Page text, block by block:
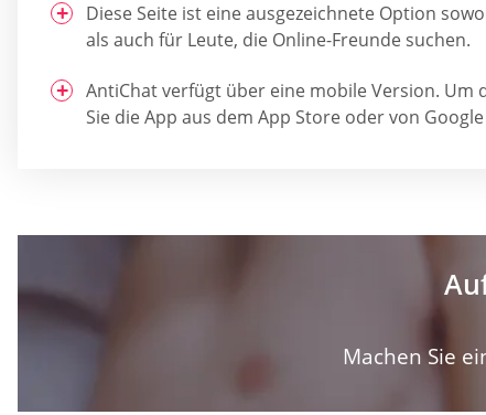
Diese Seite ist eine ausgezeichnete Option
als auch für Leute, die Online-Freunde suchen.
AntiChat verfügt über eine mobile Version. Um
Sie die App aus dem App Store oder von
Machen Sie